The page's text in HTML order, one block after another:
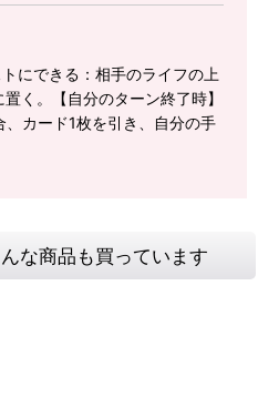
にできる：相手のライフの上
く。【自分のターン終了時】
カード1枚を引き、自分の手
な商品も買っています